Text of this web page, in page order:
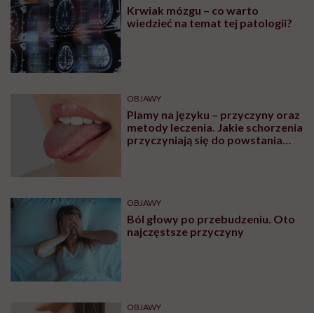
Krwiak mózgu – co warto
wiedzieć na temat tej patologii?
OBJAWY
Plamy na języku – przyczyny oraz
metody leczenia. Jakie schorzenia
przyczyniają się do powstania
OBJAWY
Ból głowy po przebudzeniu. Oto
najczęstsze przyczyny
OBJAWY